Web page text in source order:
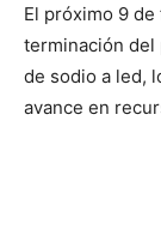
El próximo 9
terminación del
de sodio a led,
avance en